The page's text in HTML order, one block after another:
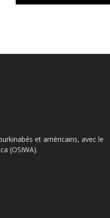
et américains, avec le
(OSIWA).